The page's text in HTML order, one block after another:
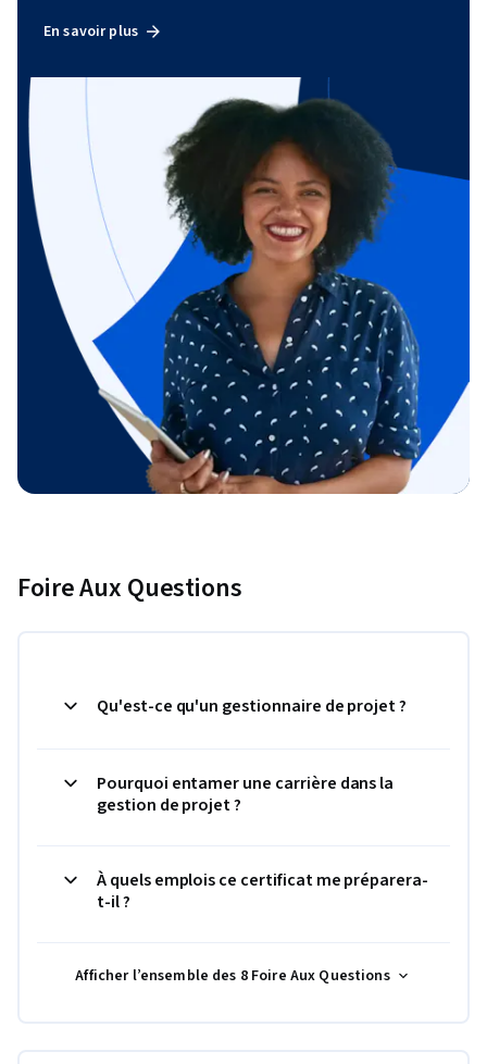
En savoir plus
Foire Aux Questions
Qu'est-ce qu'un gestionnaire de projet ?
Pourquoi entamer une carrière dans la
gestion de projet ?
À quels emplois ce certificat me préparera-
t-il ?
Afficher l’ensemble des 8 Foire Aux Questions